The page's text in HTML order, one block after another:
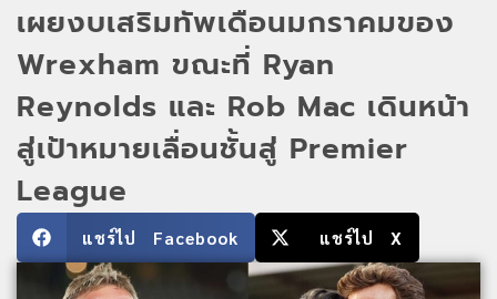
เผยงบเสริมทัพเดือนมกราคมของ
Wrexham ขณะที่ Ryan
Reynolds และ Rob Mac เดินหน้า
สู่เป้าหมายเลื่อนชั้นสู่ Premier
League
แชร์ไป Facebook แชร์ไป X